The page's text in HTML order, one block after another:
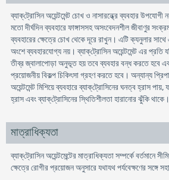
ব্যাক্‌ট্রোসিন অয়েন্টমেন্ট চোখ ও নাসারন্ধ্রে ব্যবহার
মতো দীর্ঘদিন ব্যবহারে ফাঙ্গাসসহ অসংবেদনশীল জীবাণুর
ব্যবহারের ক্ষেত্রে চোখ থেকে দূরে রাখুন। এটি ক্যনুলার
অংশে ব্যবহারযোগ্য নয়। ব্যাক্‌ট্রোসিন অয়েন্টমেন্ট এর প্রতি
তীব্র জ্বালাপোড়া অনুভূত হয় তবে ব্যবহার বন্ধ করতে হবে
প্রয়োজনীয় বিকল্প চিকিৎসা গ্রহণ করতে হবে। অন্যান্য
অয়েন্টমেন্ট মিশিয়ে ব্যবহারে ব্যাক্‌ট্রোসিনের ঘনত্ব হ্রাস পায়,
হ্রাস এবং ব্যাক্‌ট্রোসিনের স্থিতিশীলতা হারানোর ঝুঁকি থাকে।
মাত্রাধিক্যতা
ব্যাক্‌ট্রোসিন অয়েন্টমেন্টের মাত্রাধিক্যতা সম্পর্কে বর্তমানে
ক্ষেত্রে রোগীর প্রয়োজন অনুসারে যথাযথ পর্যবেক্ষণের সঙ্গে